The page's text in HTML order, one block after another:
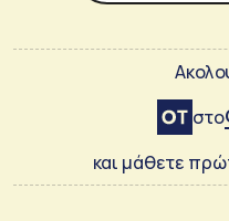
στο
και μάθετε